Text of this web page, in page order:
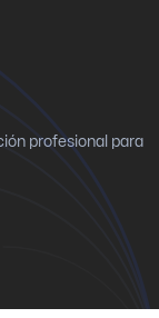
profesional para